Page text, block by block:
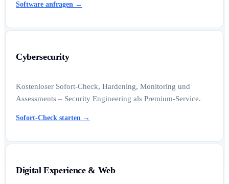
Software anfragen →
Cybersecurity
Kostenloser Sofort-Check, Hardening, Monitoring und
Assessments – Security Engineering als Premium-Service.
Sofort-Check starten →
Digital Experience & Web